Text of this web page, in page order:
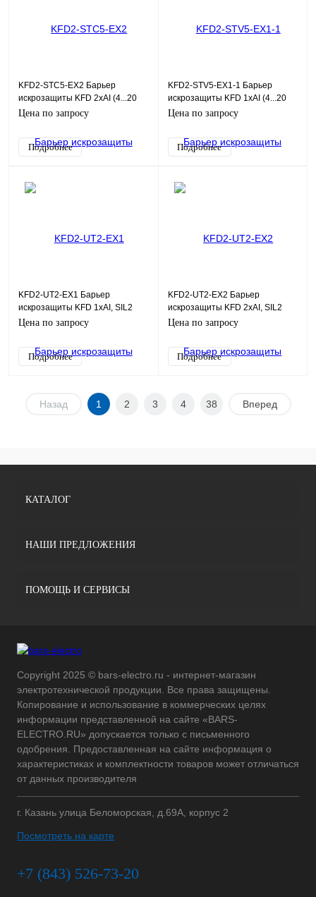
KFD2-STC5-EX2 Барьер
искрозащиты KFD 2хAI (4...20
мА), HART, SIL2
Цена по запросу
Подробнее
KFD2-STV5-EX1-1 Барьер
искрозащиты KFD 1хAI (4...20
мА), SIL2
Цена по запросу
Подробнее
KFD2-UT2-EX1 Барьер
искрозащиты KFD 1хAI, SIL2
Цена по запросу
Подробнее
KFD2-UT2-EX2 Барьер
искрозащиты KFD 2хAI, SIL2
Цена по запросу
Подробнее
Назад 1 2 3 4 38 Вперед
КАТАЛОГ
НАШИ ПРЕДЛОЖЕНИЯ
ПОМОЩЬ И СЕРВИСЫ
Copyright 2025 © bars-electro.ru - интернет-магазин
электротехнической продукции. Все права защищены.
Копирование и использование в коммерческих целях
информации представленной на сайте «BARS-
ELECTRO.RU» допускается только с письменного
одобрения. Предоставленная на сайте информация о
характеристиках и комплектности товаров может отличаться
от данных производителя
г. Казань улица Беломорская, д.69А, корпус 2
Посмотреть на карте
+7 (843) 526-73-20